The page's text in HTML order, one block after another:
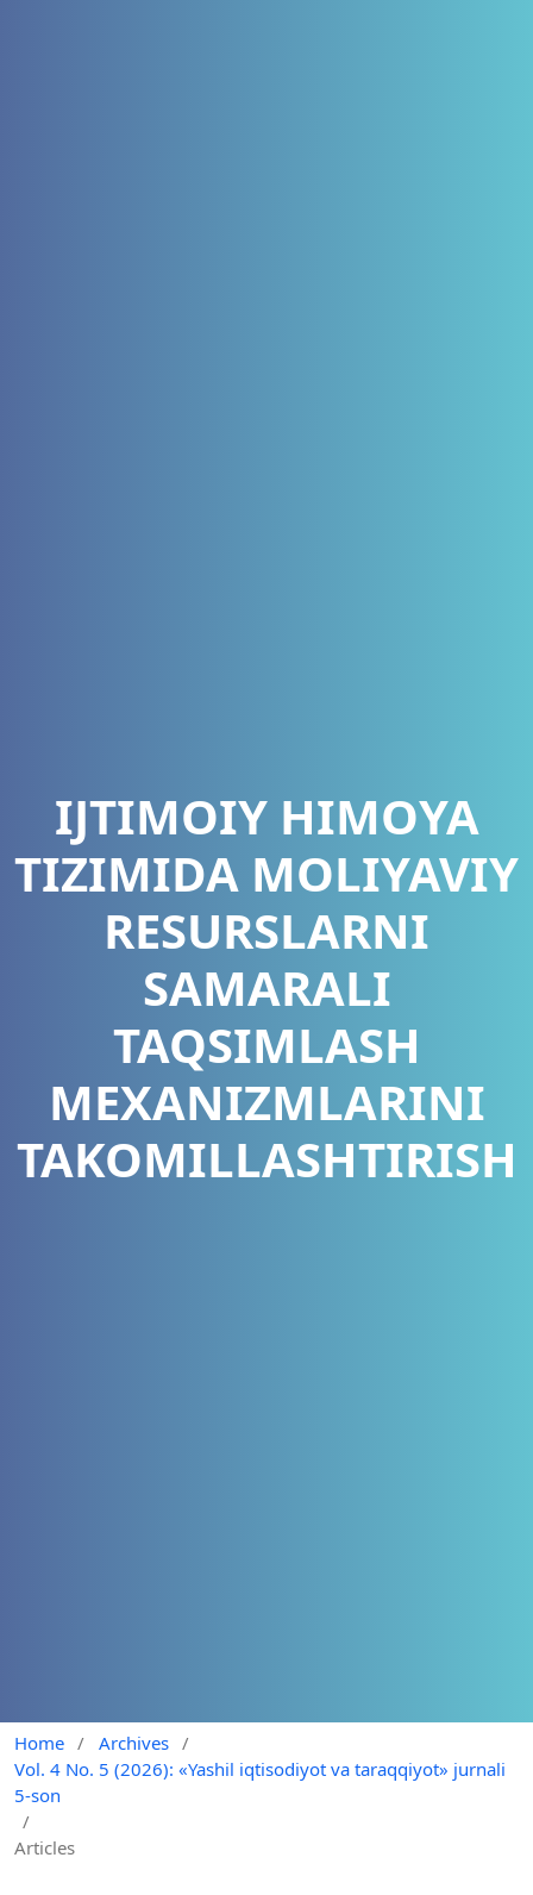
IJTIMOIY HIMOYA
TIZIMIDA MOLIYAVIY
RESURSLARNI
SAMARALI
TAQSIMLASH
MEXANIZMLARINI
TAKOMILLASHTIRISH
Home / Archives /
Vol. 4 No. 5 (2026): «Yashil iqtisodiyot va taraqqiyot» jurnali
5-son
/
Articles